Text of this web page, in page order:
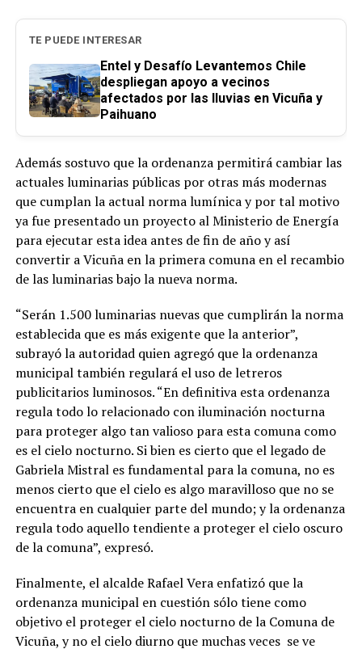
TE PUEDE INTERESAR
Entel y Desafío Levantemos Chile
despliegan apoyo a vecinos
afectados por las lluvias en Vicuña y
Paihuano
Además sostuvo que la ordenanza permitirá cambiar las
actuales luminarias públicas por otras más modernas
que cumplan la actual norma lumínica y por tal motivo
ya fue presentado un proyecto al Ministerio de Energía
para ejecutar esta idea antes de fin de año y así
convertir a Vicuña en la primera comuna en el recambio
de las luminarias bajo la nueva norma.
“Serán 1.500 luminarias nuevas que cumplirán la norma
establecida que es más exigente que la anterior”,
subrayó la autoridad quien agregó que la ordenanza
municipal también regulará el uso de letreros
publicitarios luminosos. “En definitiva esta ordenanza
regula todo lo relacionado con iluminación nocturna
para proteger algo tan valioso para esta comuna como
es el cielo nocturno. Si bien es cierto que el legado de
Gabriela Mistral es fundamental para la comuna, no es
menos cierto que el cielo es algo maravilloso que no se
encuentra en cualquier parte del mundo; y la ordenanza
regula todo aquello tendiente a proteger el cielo oscuro
de la comuna”, expresó.
Finalmente, el alcalde Rafael Vera enfatizó que la
ordenanza municipal en cuestión sólo tiene como
objetivo el proteger el cielo nocturno de la Comuna de
Vicuña, y no el cielo diurno que muchas veces se ve